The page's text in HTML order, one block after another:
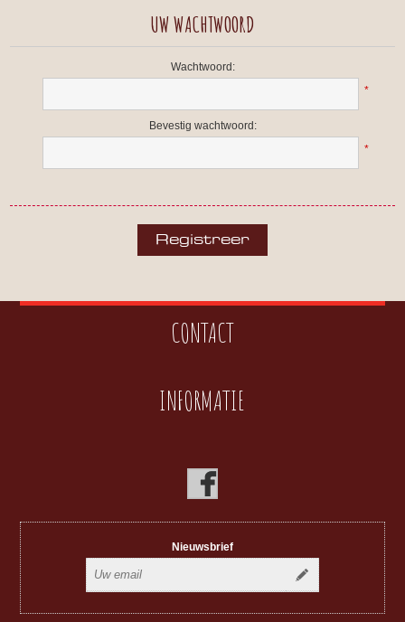
UW WACHTWOORD
Wachtwoord:
*
Bevestig wachtwoord:
*
CONTACT
INFORMATIE
Nieuwsbrief